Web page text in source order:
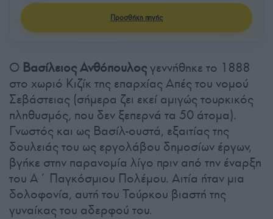
Προσθήκη πηγής
Ο Βασίλειος Ανθόπουλοςγεννήθηκε το 1888
στο χωριό Κιζίκ της επαρχίας Απές του νομού
Σεβάστειας (σήμερα ζει εκεί αμιγώς τουρκικός
πληθυσμός, που δεν ξεπερνά τα 50 άτομα).
Γνωστός και ως Βασίλ-ουστά, εξαιτίας της
δουλειάς του ως εργολάβου δημοσίων έργων,
βγήκε στην παρανομία λίγο πριν από την έναρξη
του Α΄ Παγκόσμιου Πολέμου. Αιτία ήταν μια
δολοφονία, αυτή του Τούρκου βιαστή της
γυναίκας του αδερφού του.